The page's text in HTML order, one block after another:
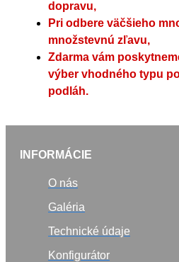
dopravu,
Pri odbere väčšieho
množstevnú zľavu,
Zdarma vám
výber vhodného typu
podláh.
INFORMÁCIE
O nás
Galéria
Technické údaje
Konfigurátor